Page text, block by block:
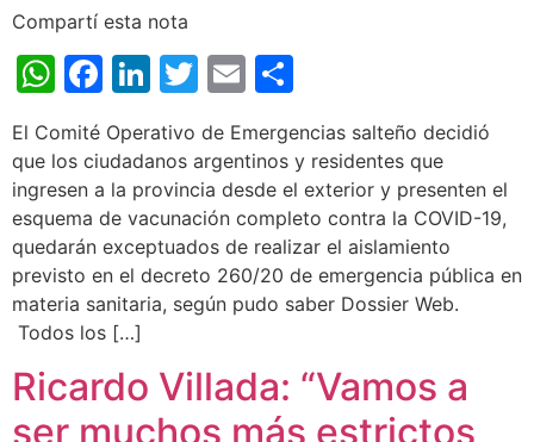
Compartí esta nota
WhatsApp
Facebook
LinkedIn
Twitter
Email
El Comité Operativo de Emergencias salteño decidió
que los ciudadanos argentinos y residentes que
ingresen a la provincia desde el exterior y presenten el
esquema de vacunación completo contra la COVID-19,
quedarán exceptuados de realizar el aislamiento
previsto en el decreto 260/20 de emergencia pública en
materia sanitaria, según pudo saber Dossier Web.
Todos los […]
Ricardo Villada: “Vamos a
ser muchos más estrictos